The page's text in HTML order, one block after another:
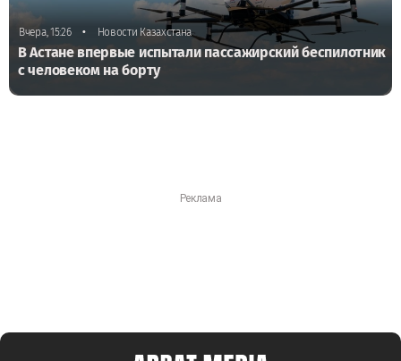
Вчера, 15:26 • Новости Казахстана
В Астане впервые испытали пассажирский беспилотник
с человеком на борту